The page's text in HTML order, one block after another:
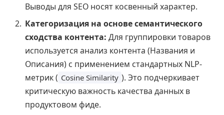
Выводы для SEO носят косвенный характер.
Категоризация на основе семантического
сходства контента: Для группировки товаров
используется анализ контента (Названия и
Описания) с применением стандартных NLP-
метрик ( Cosine Similarity ). Это подчеркивает
критическую важность качества данных в
продуктовом фиде.